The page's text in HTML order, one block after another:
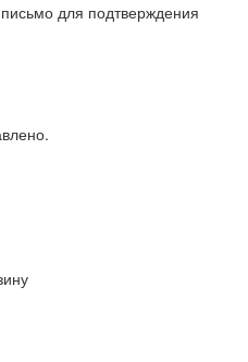
для подтверждения